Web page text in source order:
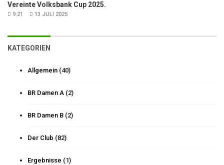
Vereinte Volksbank Cup 2025.
9:21 13 JULI 2025
KATEGORIEN
Allgemein (40)
BR Damen A (2)
BR Damen B (2)
Der Club (82)
Ergebnisse (1)